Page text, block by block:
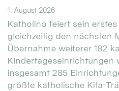
1. August 2026
Katholino feiert sein
gleichzeitig den nächsten
Übernahme weiterer 182
Kindertageseinrichtungen
insgesamt 285
größte katholische Kita-